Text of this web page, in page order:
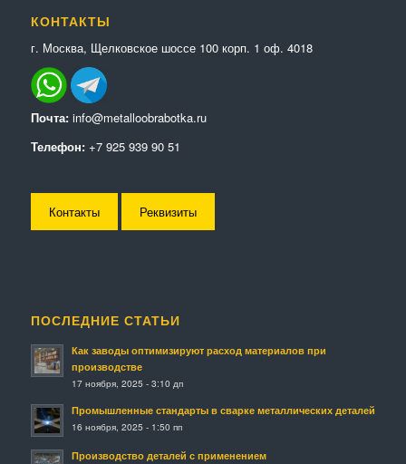
КОНТАКТЫ
г. Москва, Щелковское шоссе 100 корп. 1 оф. 4018
Почта: info@metalloobrabotka.ru
Телефон: +7 925 939 90 51
Контакты Реквизиты
ПОСЛЕДНИЕ СТАТЬИ
Как заводы оптимизируют расход материалов при
производстве
17 ноября, 2025 - 3:10 дп
Промышленные стандарты в сварке металлических деталей
16 ноября, 2025 - 1:50 пп
Производство деталей с применением